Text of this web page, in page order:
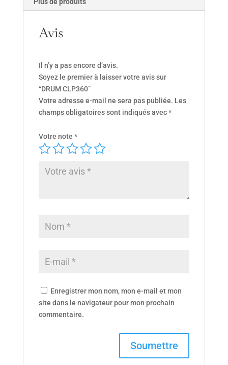
Avis
Il n’y a pas encore d’avis.
Soyez le premier à laisser votre avis sur
“DRUM CLP360”
Votre adresse e-mail ne sera pas publiée. Les
champs obligatoires sont indiqués avec*
Votre note *
Enregistrer mon nom, mon e-mail et mon
site dans le navigateur pour mon prochain
commentaire.